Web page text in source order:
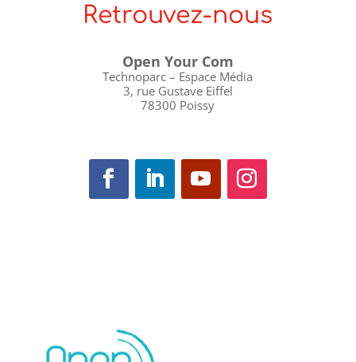
Retrouvez-nous
Open Your Com
Technoparc – Espace Média
3, rue Gustave Eiffel
78300 Poissy